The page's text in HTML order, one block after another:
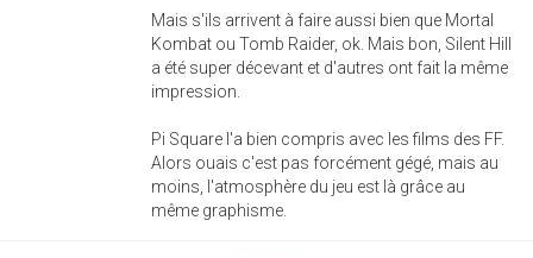
Mais s'ils arrivent à faire aussi bien que Mortal
Kombat ou Tomb Raider, ok. Mais bon, Silent Hill
a été super décevant et d'autres ont fait la même
impression.
Pi Square l'a bien compris avec les films des FF.
Alors ouais c'est pas forcément gégé, mais au
moins, l'atmosphère du jeu est là grâce au
même graphisme.